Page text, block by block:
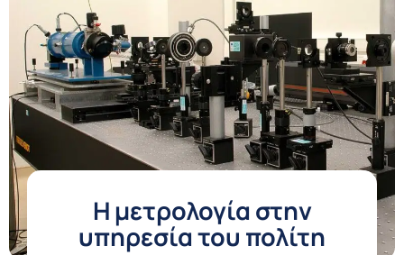
Η μετρολογία στην
υπηρεσία του πολίτη